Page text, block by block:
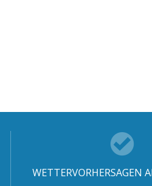
WETTERVORHERSAGEN